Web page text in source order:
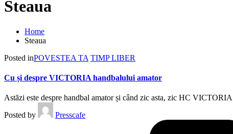
Steaua
Home
Steaua
Posted inPOVESTEA TA TIMP LIBER
Cu și despre VICTORIA handbalului amator
Astăzi este despre handbal amator și când zic asta, zic HC
Posted by
Presscafe